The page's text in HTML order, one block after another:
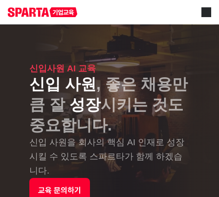
신입사원 AI 교육
신입 사원, 좋은 채용만
큼 잘 성장시키는 것도
중요합니다.
신입 사원을 회사의 핵심 AI 인재로 성장
시킬 수 있도록 스파르타가 함께 하겠습
니다.
교육 문의하기